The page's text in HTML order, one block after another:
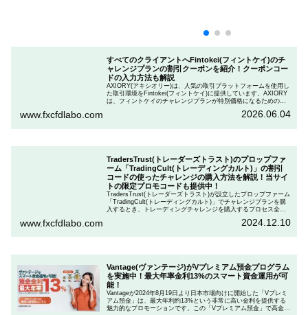
すべてのクライアントへFintokei(フィントケイ)のチ
ャレンジプランの割引クーポンを紹介！クーポンコー
ドの入力方法も解説
AXIORY(アキシオリー)は、人気の取引プラットフォームを使用し
た取引環境をFintokei(フィントケイ)に提供しています。AXIORY
は、フィントケイのチャレンジプランが特別価格になるためのク
ランを申し込むときのクーポンコードを入力して割引にする方法
www.fxcfdlabo.com 2026.06.04
TradersTrust(トレーダーズトラスト)のプロップファ
ーム「TradingCult(トレーディングカルト)」の割引
コードの使ったチャレンジの購入方法を解説！当サイ
トの限定プロモコードも提供中！
TradersTrust(トレーダーズトラスト)が設立したプロップファーム
「TradingCult(トレーディングカルト)」でチャレンジプランを購
入するとき、トレーディングチャレンジを購入するプロセス全体
ます。さらに、TradingCultがほぼ定期的に実施している割引コー
www.fxcfdlabo.com 2024.12.10
Vantage(ヴァンテージ)がVプレミアム預金プログラム
を実施中！最大年率金利13%のスマート資金運用が可
能！
Vantageが2024年8月19日より日本市場向けに開始した「Vプレミ
アム預金」は、最大年利約13%という非常に高い金利を提供する
魅力的なプロモーションです。この「Vプレミアム預金」で高金利